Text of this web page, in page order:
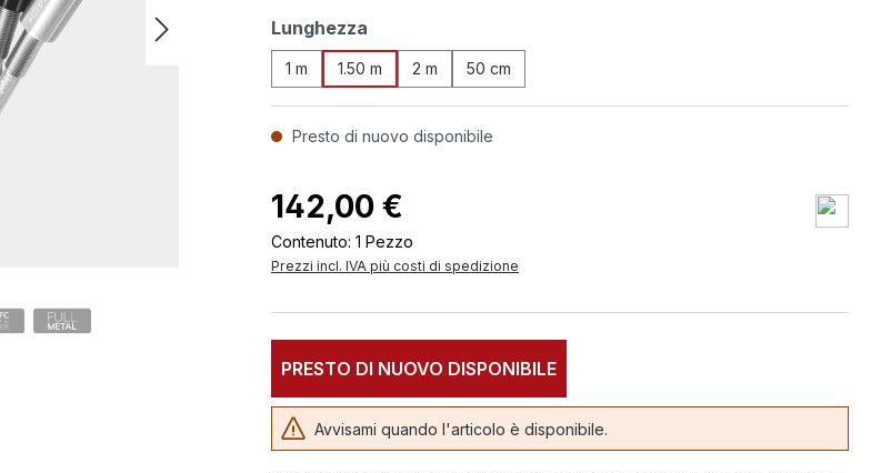
Seleziona
Lunghezza
1 m 1.50 m 2 m 50 cm
Presto di nuovo disponibile
142,00 €
Contenuto: 1 Pezzo
Prezzi incl. IVA più costi di spedizione
PRESTO DI NUOVO DISPONIBILE
Avvisami quando l'articolo è disponibile.